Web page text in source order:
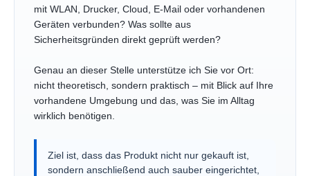
mit WLAN, Drucker, Cloud, E-Mail oder vorhandenen
Geräten verbunden? Was sollte aus
Sicherheitsgründen direkt geprüft werden?
Genau an dieser Stelle unterstütze ich Sie vor Ort:
nicht theoretisch, sondern praktisch – mit Blick auf Ihre
vorhandene Umgebung und das, was Sie im Alltag
wirklich benötigen.
Ziel ist, dass das Produkt nicht nur gekauft ist,
sondern anschließend auch sauber eingerichtet,